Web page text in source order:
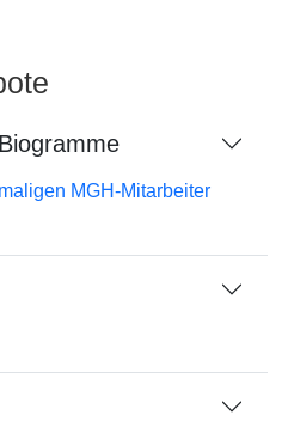
MGH-Mitarbeiter